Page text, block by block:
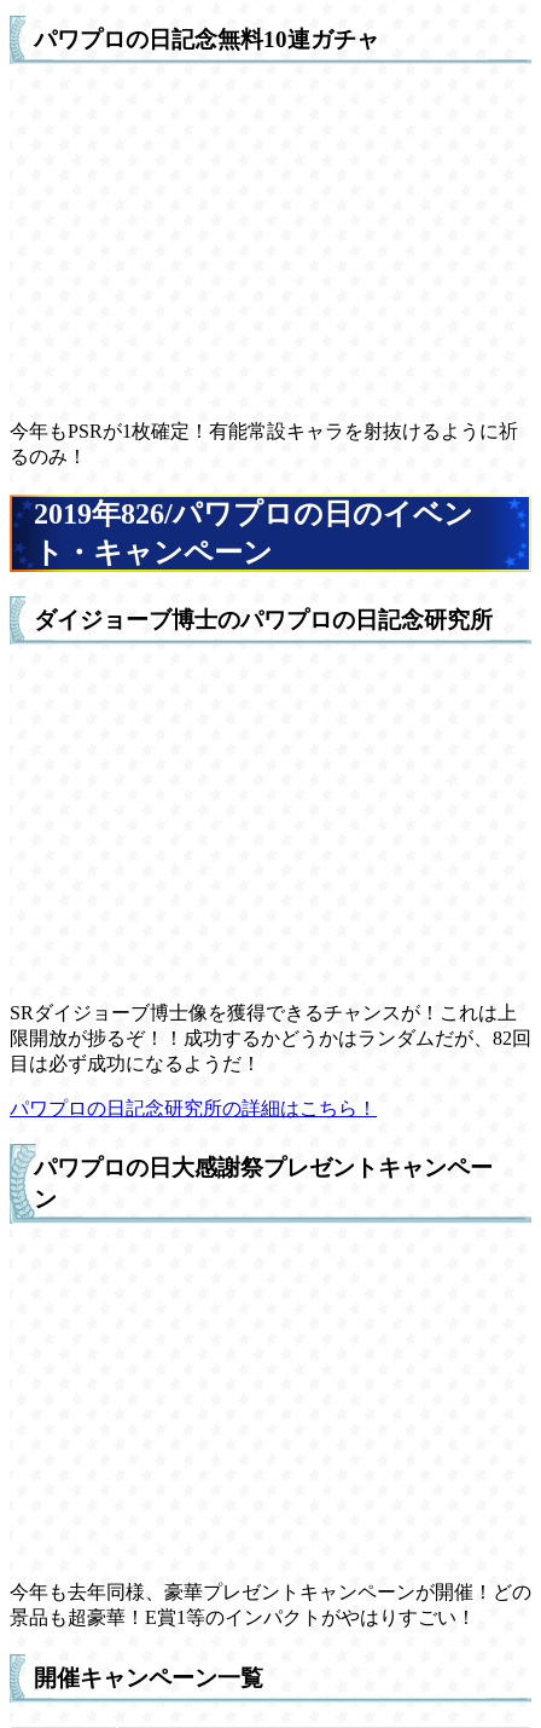
パワプロの日記念無料10連ガチャ
今年もPSRが1枚確定！有能常設キャラを射抜けるように祈
るのみ！
2019年826/パワプロの日のイベン
ト・キャンペーン
ダイジョーブ博士のパワプロの日記念研究所
SRダイジョーブ博士像を獲得できるチャンスが！これは上
限開放が捗るぞ！！成功するかどうかはランダムだが、82回
目は必ず成功になるようだ！
パワプロの日記念研究所の詳細はこちら！
パワプロの日大感謝祭プレゼントキャンペー
ン
今年も去年同様、豪華プレゼントキャンペーンが開催！どの
景品も超豪華！E賞1等のインパクトがやはりすごい！
開催キャンペーン一覧